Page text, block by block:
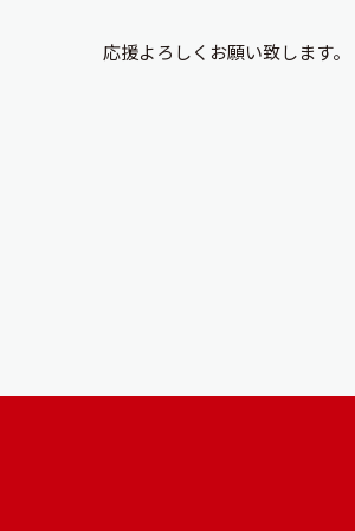
応援よろしくお願い致します。